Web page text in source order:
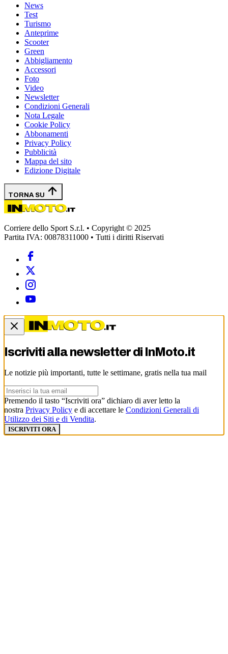
News
Test
Turismo
Anteprime
Scooter
Green
Abbigliamento
Accessori
Foto
Video
Newsletter
Condizioni Generali
Nota Legale
Cookie Policy
Abbonamenti
Privacy Policy
Pubblicità
Mappa del sito
Edizione Digitale
TORNA SU
Corriere dello Sport S.r.l. • Copyright © 2025
Partita IVA: 00878311000 • Tutti i diritti Riservati
Iscriviti alla newsletter di InMoto.it
Le notizie più importanti, tutte le settimane, gratis nella tua mail
Premendo il tasto “Iscriviti ora” dichiaro di aver letto la
nostra Privacy Policy e di accettare le Condizioni Generali di
Utilizzo dei Siti e di Vendita.
ISCRIVITI ORA